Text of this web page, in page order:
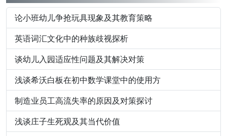
论小班幼儿争抢玩具现象及其教育策略
英语词汇文化中的种族歧视探析
谈幼儿入园适应性问题及其解决对策
浅谈希沃白板在初中数学课堂中的使用方
制造业员工高流失率的原因及对策探讨
浅谈庄子生死观及其当代价值